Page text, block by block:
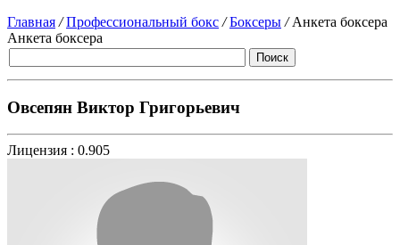
Главная / Профессиональный бокс / Боксеры /Анкета боксера
Анкета боксера
Овсепян Виктор Григорьевич
Лицензия : 0.905